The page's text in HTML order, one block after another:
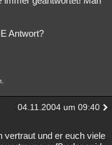
Antwort?
04.11.2004 um 09:40
vertraut und er euch viele